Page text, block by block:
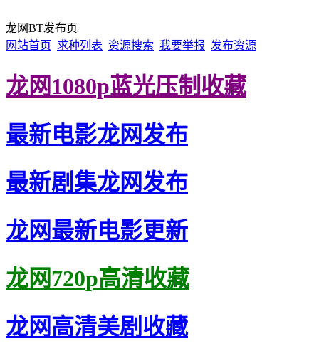
龙网BT发布页
网站首页 求种列表 资源搜索 我要举报 发布资源
龙网1080p蓝光压制收藏
最新电影龙网发布
最新剧集龙网发布
龙网最新电影更新
龙网720p高清收藏
龙网高清美剧收藏